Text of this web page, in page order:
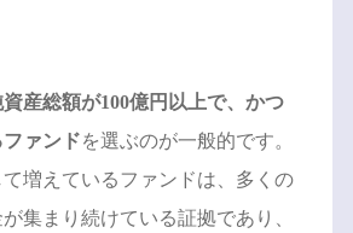
資産総額が100億円以上で、かつ
ァンドを選ぶのが一般的です。
増えているファンドは、多くの
集まり続けている証拠であり、